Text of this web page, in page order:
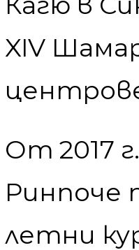
XIV
От 2017
Ринпоче
летни